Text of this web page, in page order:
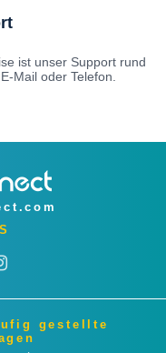
ist unser Support rund
Mail oder Telefon.
gestellte